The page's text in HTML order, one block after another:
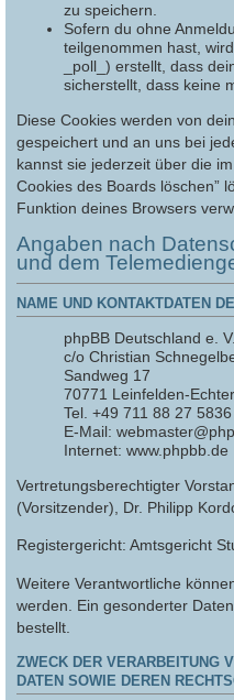
zu speichern.
Sofern du ohne
teilgenommen hast,
_poll_) erstellt, dass
sicherstellt, dass keine
Diese Cookies werden von
gespeichert und an uns bei
kannst sie jederzeit über die
Cookies des Boards löschen”
Funktion deines Browsers
Angaben nach
und dem
NAME UND KONTAKTDATEN
phpBB Deutschland e. V.
c/o Christian
Sandweg 17
70771 Leinfelden-
Tel. +49 711 88 27 5836
E-Mail:
Internet: www.phpbb.de
Vertretungsberechtigter
(Vorsitzender), Dr. Philipp
Registergericht: Amtsgericht
Weitere Verantwortliche
werden. Ein gesonderter
bestellt.
ZWECK DER VERARBEITUNG
DATEN SOWIE DEREN